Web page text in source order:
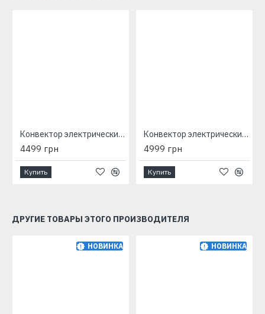
Конвектор электрический Atlantic Altis Eco Boost 3 Wi-Fi CHG-BD1/Wi-Fi 1000W
4499 грн
Купить
Конвектор электрический Atlantic Altis Eco Boost 3 Wi-Fi CHG-BD1/Wi-Fi 1500W
4999 грн
Купить
ДРУГИЕ ТОВАРЫ ЭТОГО ПРОИЗВОДИТЕЛЯ
НОВИНКА НОВИНКА